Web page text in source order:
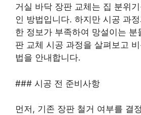
거실 바닥 장판 교체는 집 분위
인 방법입니다. 하지만 시공 과
한 정보가 부족하여 망설이는 분
판 교체 시공 과정을 살펴보고
법을 안내합니다.
### 시공 전 준비사항
먼저, 기존 장판 철거 여부를 결